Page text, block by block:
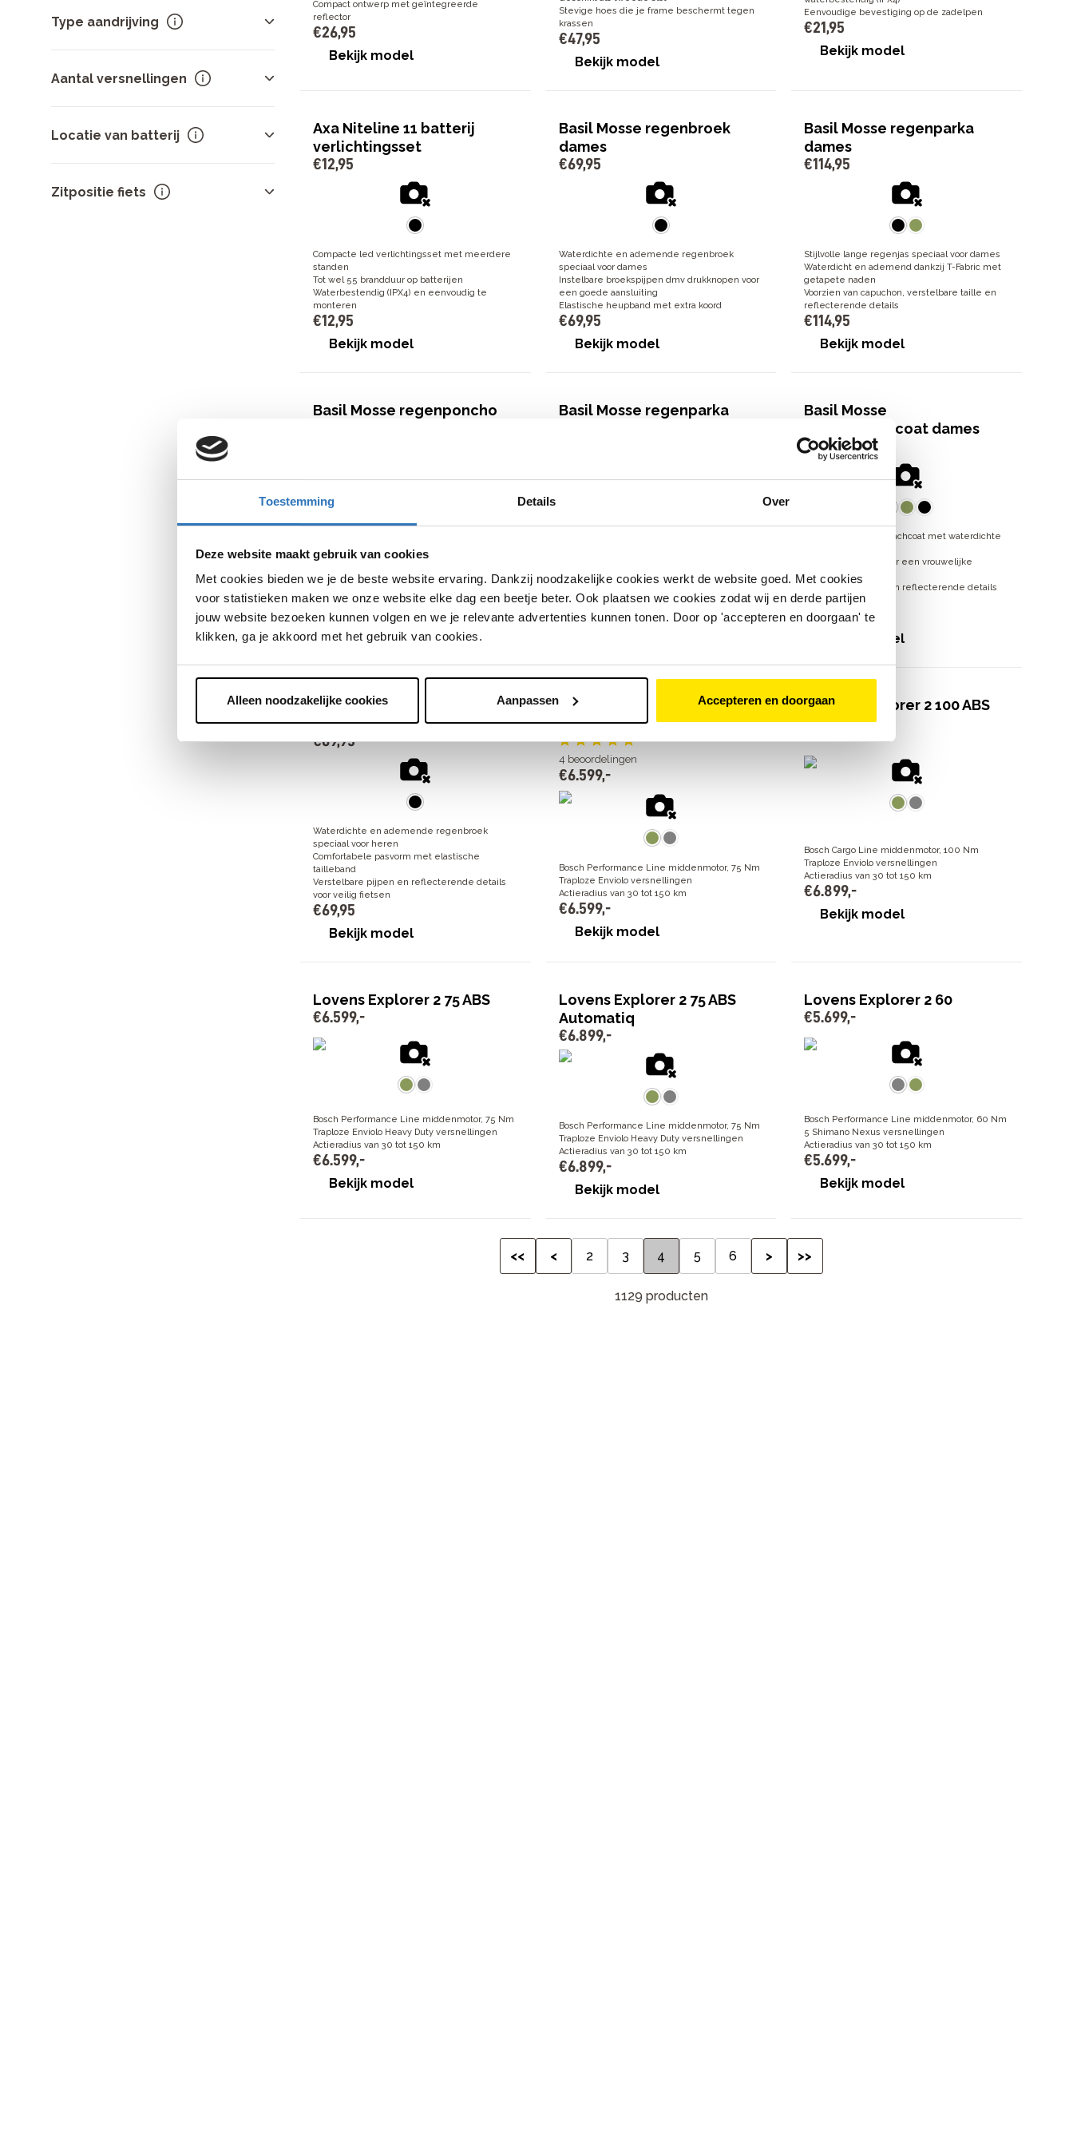
Toestemming Details Over
Deze website maakt gebruik van cookies
Met cookies bieden we je de beste website ervaring. Dankzij noodzakelijke cookies werkt de website goed. Met cookies
voor statistieken maken we onze website elke dag een beetje beter. Ook plaatsen we cookies zodat wij en derde partijen
jouw website bezoeken kunnen volgen en we je relevante advertenties kunnen tonen. Door op 'accepteren en doorgaan' te
klikken, ga je akkoord met het gebruik van cookies.
Alleen noodzakelijke cookies Aanpassen Accepteren en doorgaan
Naafversnelling
Type aandrijving
Ketting
Aantal versnellingen
Locatie van batterij
In het frame
Zitpositie fiets
Compact ontwerp met geïntegreerde
reflector
€26,95
Bekijk model
Stevige hoes die je frame beschermt tegen
krassen
€47,95
Bekijk model
Eenvoudige bevestiging op de zadelpen
€21,95
Bekijk model
Axa Niteline 11 batterij
verlichtingsset
€12,95
Compacte led verlichtingsset met meerdere
standen
Tot wel 55 brandduur op batterijen
Waterbestendig (IPX4) en eenvoudig te
monteren
€12,95
Bekijk model
Basil Mosse regenbroek
dames
€69,95
Waterdichte en ademende regenbroek
speciaal voor dames
Instelbare broekspijpen dmv drukknopen voor
een goede aansluiting
Elastische heupband met extra koord
€69,95
Bekijk model
Basil Mosse regenparka
dames
€114,95
Stijlvolle lange regenjas speciaal voor dames
Waterdicht en ademend dankzij T-Fabric met
getapete naden
Voorzien van capuchon, verstelbare taille en
reflecterende details
€114,95
Bekijk model
Basil Mosse regenponcho
capuchon
Ruime pasvorm die makkelijk over je jas past
Reflecterende details voor extra zichtbaarheid
€84,95
Bekijk model
Basil Mosse regenparka
Voorzien van capuchon, verstelbare
manchetten en reflecterende details
114 95
Basil Mosse
regentrenchcoat dames
€149,95
Elegante dames trenchcoat met waterdichte
Verstelbare taille voor een vrouwelijke
pasvorm
Inclusief capuchon en reflecterende details
voor veiligheid
€149,95
Bekijk model
Basil Mosse regenbroek
heren
€69,95
Waterdichte en ademende regenbroek
speciaal voor heren
Comfortabele pasvorm met elastische
tailleband
Verstelbare pijpen en reflecterende details
voor veilig fietsen
€69,95
Bekijk model
Lovens Explorer 2 75
Automatiq
4 beoordelingen
€6.599,-
Bosch Performance Line middenmotor, 75 Nm
Traploze Enviolo versnellingen
Actieradius van 30 tot 150 km
€6.599,-
Bekijk model
Lovens Explorer 2 100 ABS
€6.899,-
Bosch Cargo Line middenmotor, 100 Nm
Traploze Enviolo versnellingen
Actieradius van 30 tot 150 km
€6.899,-
Bekijk model
Lovens Explorer 2 75 ABS
€6.599,-
Bosch Performance Line middenmotor, 75 Nm
Traploze Enviolo Heavy Duty versnellingen
Actieradius van 30 tot 150 km
€6.599,-
Bekijk model
Lovens Explorer 2 75 ABS
Automatiq
€6.899,-
Bosch Performance Line middenmotor, 75 Nm
Traploze Enviolo Heavy Duty versnellingen
Actieradius van 30 tot 150 km
€6.899,-
Bekijk model
Lovens Explorer 2 60
€5.699,-
Bosch Performance Line middenmotor, 60 Nm
5 Shimano Nexus versnellingen
Actieradius van 30 tot 150 km
€5.699,-
Bekijk model
<< < 2 3 4 5 6 > >>
1129 producten